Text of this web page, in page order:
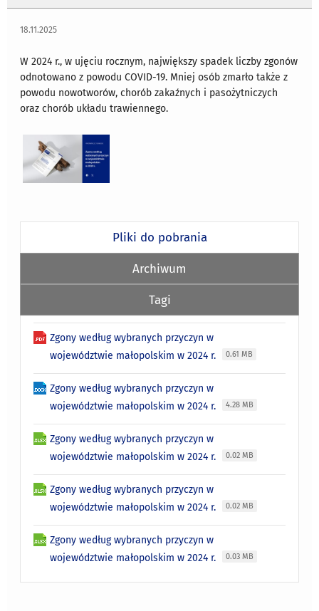
18.11.2025
W 2024 r., w ujęciu rocznym, największy spadek liczby zgonów
odnotowano z powodu COVID-19. Mniej osób zmarło także z
powodu nowotworów, chorób zakaźnych i pasożytniczych
oraz chorób układu trawiennego.
Pliki do pobrania
Archiwum
Tagi
Zgony według wybranych przyczyn w
województwie małopolskim w 2024 r.
0.61 MB
Zgony według wybranych przyczyn w
województwie małopolskim w 2024 r.
4.28 MB
Zgony według wybranych przyczyn w
województwie małopolskim w 2024 r.
0.02 MB
Zgony według wybranych przyczyn w
województwie małopolskim w 2024 r.
0.02 MB
Zgony według wybranych przyczyn w
województwie małopolskim w 2024 r.
0.03 MB